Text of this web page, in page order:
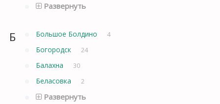
Развернуть
Б Большое Болдино 4
Богородск 24
Балахна 30
Беласовка 2
Развернуть